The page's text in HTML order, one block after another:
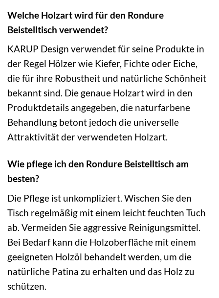
Welche Holzart wird für den Rondure
Beistelltisch verwendet?
KARUP Design verwendet für seine Produkte in
der Regel Hölzer wie Kiefer, Fichte oder Eiche,
die für ihre Robustheit und natürliche Schönheit
bekannt sind. Die genaue Holzart wird in den
Produktdetails angegeben, die naturfarbene
Behandlung betont jedoch die universelle
Attraktivität der verwendeten Holzart.
Wie pflege ich den Rondure Beistelltisch am
besten?
Die Pflege ist unkompliziert. Wischen Sie den
Tisch regelmäßig mit einem leicht feuchten Tuch
ab. Vermeiden Sie aggressive Reinigungsmittel.
Bei Bedarf kann die Holzoberfläche mit einem
geeigneten Holzöl behandelt werden, um die
natürliche Patina zu erhalten und das Holz zu
schützen.